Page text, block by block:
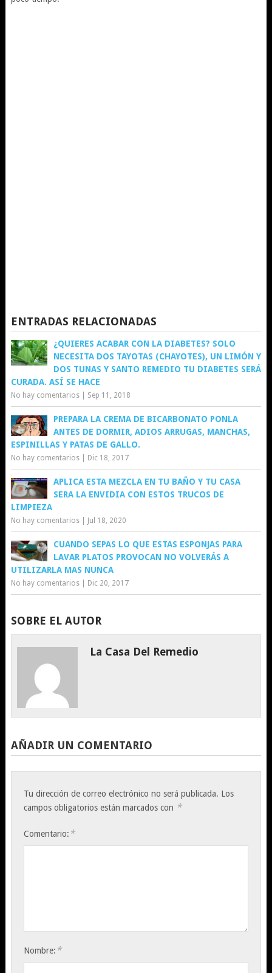
ENTRADAS RELACIONADAS
¿QUIERES ACABAR CON LA DIABETES? SOLO
NECESITA DOS TAYOTAS (CHAYOTES), UN LIMÓN Y
DOS TUNAS Y SANTO REMEDIO TU DIABETES SERÁ
CURADA. ASÍ SE HACE
No hay comentarios| Sep 11, 2018
PREPARA LA CREMA DE BICARBONATO PONLA
ANTES DE DORMIR, ADIOS ARRUGAS, MANCHAS,
ESPINILLAS Y PATAS DE GALLO.
No hay comentarios| Dic 18, 2017
APLICA ESTA MEZCLA EN TU BAÑO Y TU CASA
SERA LA ENVIDIA CON ESTOS TRUCOS DE
LIMPIEZA
No hay comentarios| Jul 18, 2020
CUANDO SEPAS LO QUE ESTAS ESPONJAS PARA
LAVAR PLATOS PROVOCAN NO VOLVERÁS A
UTILIZARLA MAS NUNCA
No hay comentarios| Dic 20, 2017
SOBRE EL AUTOR
La Casa Del Remedio
AÑADIR UN COMENTARIO
Tu dirección de correo electrónico no será publicada. Los
campos obligatorios están marcados con *
Comentario: *
Nombre: *